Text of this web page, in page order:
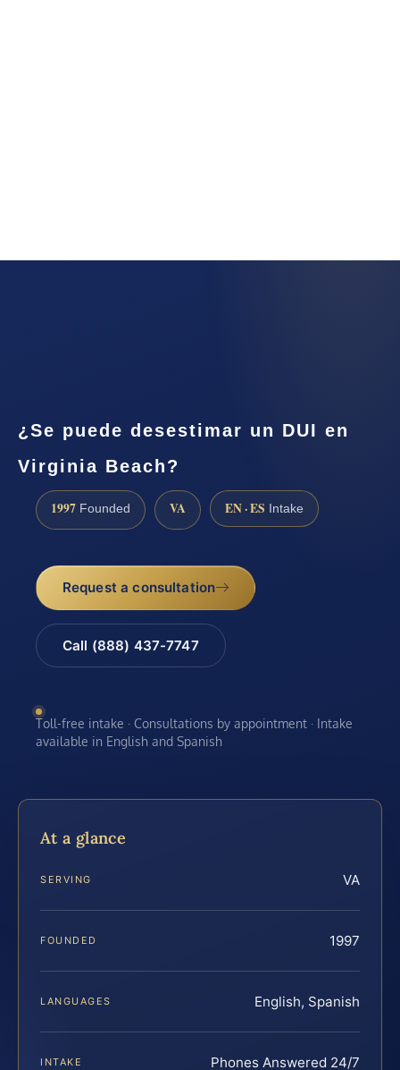
¿Se puede desestimar un DUI en
Virginia Beach?
1997 Founded VA EN · ES Intake
Request a consultation
Call (888) 437-7747
Toll-free intake · Consultations by appointment · Intake
available in English and Spanish
At a glance
SERVING VA
FOUNDED 1997
LANGUAGES English, Spanish
INTAKE Phones Answered 24/7